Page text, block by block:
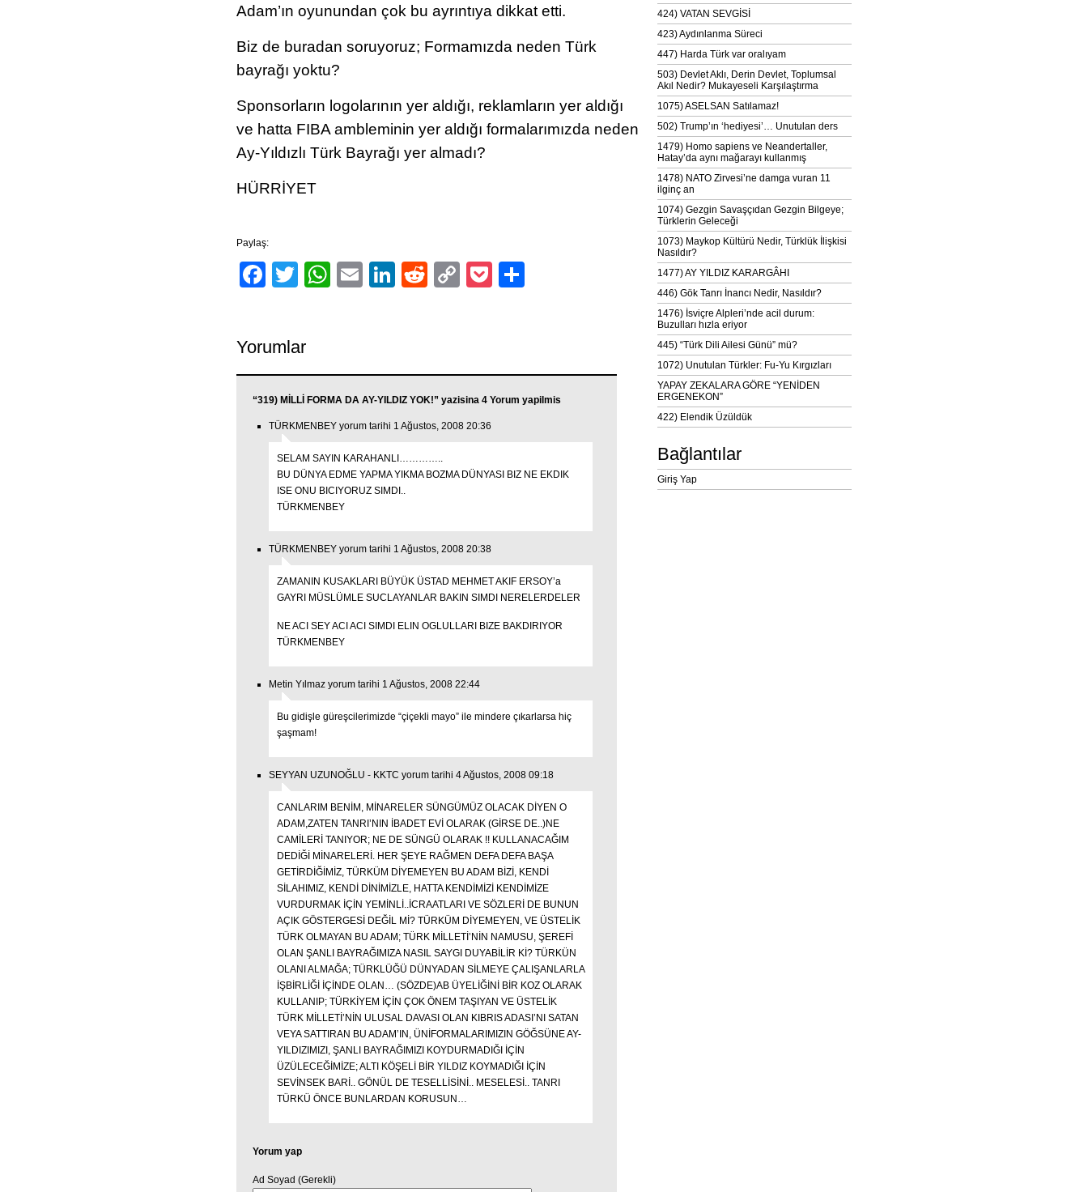
Adam’ın oyunundan çok bu ayrıntıya dikkat etti.
Biz de buradan soruyoruz; Formamızda neden Türk
bayrağı yoktu?
Sponsorların logolarının yer aldığı, reklamların yer aldığı
ve hatta FIBA ambleminin yer aldığı formalarımızda neden
Ay-Yıldızlı Türk Bayrağı yer almadı?
HÜRRİYET
Paylaş:
Facebook
TwitterWhatsApp
EmailLinkedIn
RedditCopyPocket
Yorumlar
“319) MİLLİ FORMA DA AY-YILDIZ YOK!” yazisina 4 Yorum yapilmis
TÜRKMENBEY yorum tarihi 1 Ağustos, 2008 20:36
SELAM SAYIN KARAHANLI…………..
BU DÜNYA EDME YAPMA YIKMA BOZMA DÜNYASI BIZ NE EKDIK
ISE ONU BICIYORUZ SIMDI..
TÜRKMENBEY
TÜRKMENBEY yorum tarihi 1 Ağustos, 2008 20:38
ZAMANIN KUSAKLARI BÜYÜK ÜSTAD MEHMET AKIF ERSOY’a
GAYRI MÜSLÜMLE SUCLAYANLAR BAKIN SIMDI NERELERDELER
NE ACI SEY ACI ACI SIMDI ELIN OGLULLARI BIZE BAKDIRIYOR
TÜRKMENBEY
Metin Yılmaz yorum tarihi 1 Ağustos, 2008 22:44
Bu gidişle güreşcilerimizde “çiçekli mayo” ile mindere çıkarlarsa hiç
şaşmam!
SEYYAN UZUNOĞLU - KKTC yorum tarihi 4 Ağustos, 2008 09:18
CANLARIM BENİM, MİNARELER SÜNGÜMÜZ OLACAK DİYEN O
ADAM,ZATEN TANRI’NIN İBADET EVİ OLARAK (GİRSE DE..)NE
CAMİLERİ TANIYOR; NE DE SÜNGÜ OLARAK !! KULLANACAĞIM
DEDİĞİ MİNARELERİ. HER ŞEYE RAĞMEN DEFA DEFA BAŞA
GETİRDİĞİMİZ, TÜRKÜM DİYEMEYEN BU ADAM BİZİ, KENDİ
SİLAHIMIZ, KENDİ DİNİMİZLE, HATTA KENDİMİZİ KENDİMİZE
VURDURMAK İÇİN YEMİNLİ..İCRAATLARI VE SÖZLERİ DE BUNUN
AÇIK GÖSTERGESİ DEĞİL Mİ? TÜRKÜM DİYEMEYEN, VE ÜSTELİK
TÜRK OLMAYAN BU ADAM; TÜRK MİLLETİ’NİN NAMUSU, ŞEREFİ
OLAN ŞANLI BAYRAĞIMIZA NASIL SAYGI DUYABİLİR Kİ? TÜRKÜN
OLANI ALMAĞA; TÜRKLÜĞÜ DÜNYADAN SİLMEYE ÇALIŞANLARLA
İŞBİRLİĞİ İÇİNDE OLAN… (SÖZDE)AB ÜYELİĞİNİ BİR KOZ OLARAK
KULLANIP; TÜRKİYEM İÇİN ÇOK ÖNEM TAŞIYAN VE ÜSTELİK
TÜRK MİLLETİ’NİN ULUSAL DAVASI OLAN KIBRIS ADASI’NI SATAN
VEYA SATTIRAN BU ADAM’IN, ÜNİFORMALARIMIZIN GÖĞSÜNE AY-
YILDIZIMIZI, ŞANLI BAYRAĞIMIZI KOYDURMADIĞI İÇİN
ÜZÜLECEĞİMİZE; ALTI KÖŞELİ BİR YILDIZ KOYMADIĞI İÇİN
SEVİNSEK BARİ.. GÖNÜL DE TESELLİSİNİ.. MESELESİ.. TANRI
TÜRKÜ ÖNCE BUNLARDAN KORUSUN…
Yorum yap
Ad Soyad (Gerekli)
424) VATAN SEVGİSİ
423) Aydınlanma Süreci
447) Harda Türk var oralıyam
503) Devlet Aklı, Derin Devlet, Toplumsal
Akıl Nedir? Mukayeseli Karşılaştırma
1075) ASELSAN Satılamaz!
502) Trump’ın ‘hediyesi’… Unutulan ders
1479) Homo sapiens ve Neandertaller,
Hatay’da aynı mağarayı kullanmış
1478) NATO Zirvesi’ne damga vuran 11
ilginç an
1074) Gezgin Savaşçıdan Gezgin Bilgeye;
Türklerin Geleceği
1073) Maykop Kültürü Nedir, Türklük İlişkisi
Nasıldır?
1477) AY YILDIZ KARARGÂHI
446) Gök Tanrı İnancı Nedir, Nasıldır?
1476) İsviçre Alpleri’nde acil durum:
Buzulları hızla eriyor
445) “Türk Dili Ailesi Günü” mü?
1072) Unutulan Türkler: Fu-Yu Kırgızları
YAPAY ZEKALARA GÖRE “YENİDEN
ERGENEKON”
422) Elendik Üzüldük
Bağlantılar
Giriş Yap